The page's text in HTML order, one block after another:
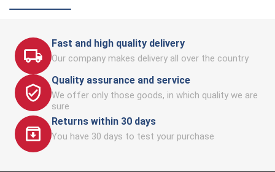
Fast and high quality delivery
Our company makes delivery all over the country
Quality assurance and service
We offer only those goods, in which quality we are
sure
Returns within 30 days
You have 30 days to test your purchase